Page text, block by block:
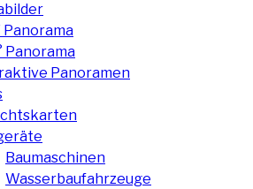
Panorama
Panorama
Panoramen
Baumaschinen
Wasserbaufahrzeuge